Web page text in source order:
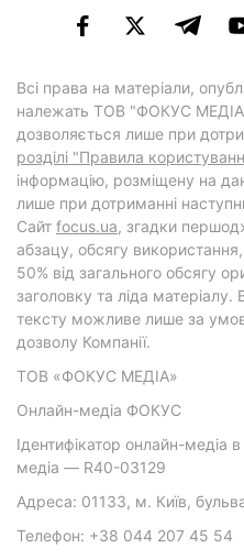
Всі права на матеріали,
належать ТОВ "ФОКУС
дозволяється лише при
розділі "Правила
інформацію, розміщену на
лише при дотриманні
Cайт focus.ua, згадки
абзацу, обсягу
50% від загального обсягу
заголовку та ліда
тексту можливе лише за
дозволу Компанії.
ТОВ «ФОКУС МЕДІА»
Онлайн-медіа ФОКУС
Ідентифікатор онлайн-медіа в
медіа — R40-03129
Адреса: 01133, м. Київ,
Телефон: +38 044 207 45 54